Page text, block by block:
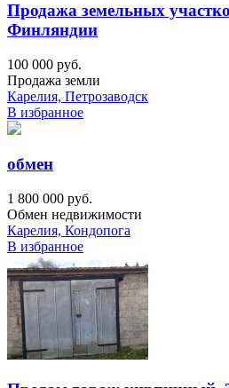
Продажа земельных
Финляндии
100 000 руб.
Продажа земли
Карелия, Петрозаводск
В избранное
обмен
1 800 000 руб.
Обмен недвижимости
Карелия, Кондопога
В избранное